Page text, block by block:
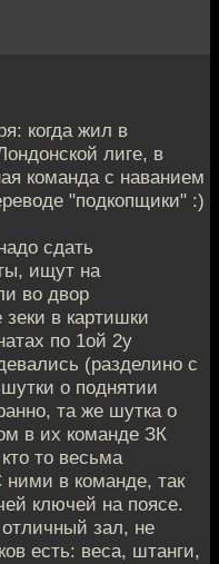
когда жил в
лиге, в
команда с наванием
"подкопщики" :)
сдать
ищут на
во двор
в картишки
по 1ой 2у
(разделино с
о поднятии
та же шутка о
в их команде ЗК
то весьма
ними в команде, так
ключей на поясе.
зал, не
есть: веса, штанги,